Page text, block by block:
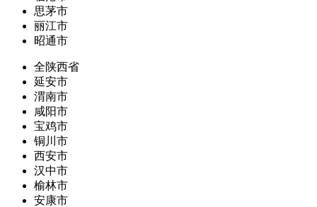
思茅市
丽江市
昭通市
全陕西省
延安市
渭南市
咸阳市
宝鸡市
铜川市
西安市
汉中市
榆林市
安康市